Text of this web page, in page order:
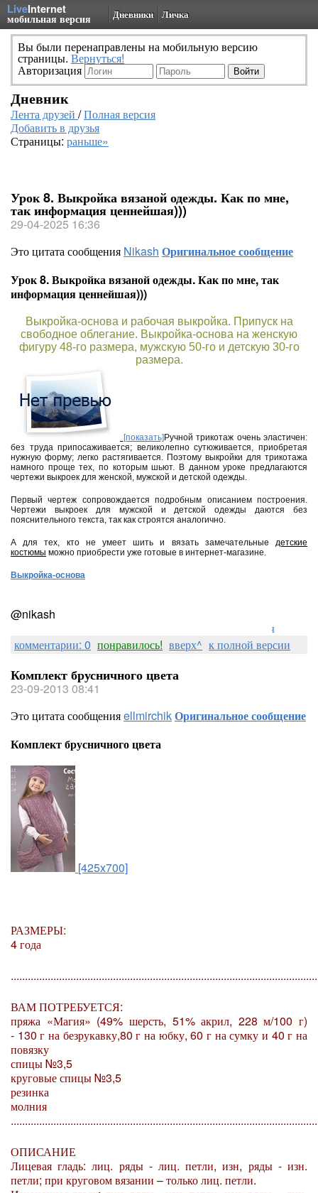
LiveInternet
мобильная версия Дневники Личка
Вы были перенаправлены на мобильную версию
страницы. Вернуться!
Авторизация
Дневник
Лента друзей /Полная версия
Добавить в друзья
Страницы: раньше»
Урок 8. Выкройка вязаной одежды. Как по мне,
так информация ценнейшая)))
29-04-2025 16:36
Это цитата сообщения Nikash Оригинальное сообщение
Урок 8. Выкройка вязаной одежды. Как по мне, так
информация ценнейшая)))
Выкройка-основа и рабочая выкройка. Припуск на
свободное облегание. Выкройка-основа на женскую
фигуру 48-го размера, мужскую 50-го и детскую 30-го
размера.
[показать] Ручной трикотаж очень эластичен:
без труда припосаживается; великолепно сутюживается, приобретая
нужную форму; легко растягивается. Поэтому выкройки для трикотажа
намного проще тех, по ко­торым шьют. В данном уроке пред­лагаются
чертежи выкроек для жен­ской, мужской и детской одежды.
Первый чертеж сопровождается под­робным описанием построения.
Чертежи выкроек для мужской и дет­ской одежды даются без
пояснитель­ного текста, так как строятся анало­гично.
А для тех, кто не умеет шить и вязать замечательные
детские
костюмы можно приобрести уже готовые в интернет-магазине.
Выкройка-основа
@nikash
комментарии: 0 понравилось! вверх^ к полной версии
Комплект брусничного цвета
23-09-2013 08:41
Это цитата сообщенияellmirchikОригинальное сообщение
Комплект брусничного цвета
[425x700]
РАЗМЕРЫ:
4 года
ВАМ ПОТРЕБУЕТСЯ:
пряжа «Магия» (49% шерсть, 51% акрил, 228 м/100 г)
- 130 г на безрукавку,80 г на юбку,60 г на сумку и 40 г на
повязку
спицы №3,5
круговые спицы №3,5
резинка
молния
ОПИСАНИЕ
Лицевая гладь: лиц. ряды - лиц. петли, изн, ряды - изн.
петли; при круговом вязании – только лиц. петли.